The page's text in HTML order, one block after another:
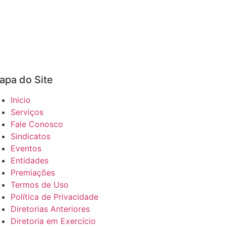
do Site
Inicio
Serviços
Fale Conosco
Sindicatos
Eventos
Entidades
Premiações
Termos de Uso
Política de Privacidade
Diretorias Anteriores
Diretoria em Exercício